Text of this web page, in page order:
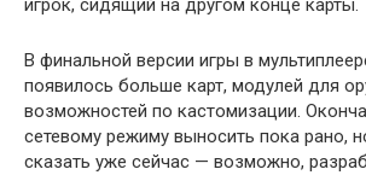
игрок, сидящий на другом конце карты.
В финальной версии игры в
появилось больше карт, модулей для
возможностей по кастомизации.
сетевому режиму выносить пока рано,
сказать уже сейчас — возможно,